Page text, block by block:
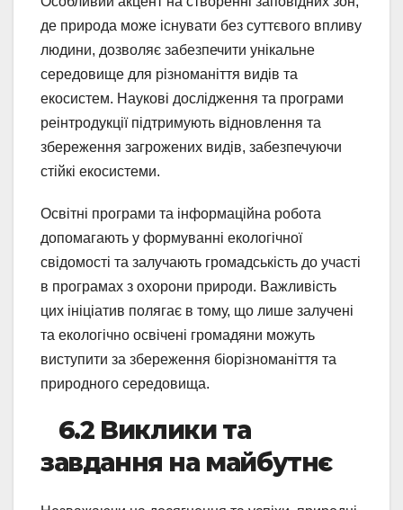
де природа може існувати без суттєвого впливу
людини, дозволяє забезпечити унікальне
середовище для різноманіття видів та
екосистем. Наукові дослідження та програми
реінтродукції підтримують відновлення та
збереження загрожених видів, забезпечуючи
стійкі екосистеми.
Освітні програми та інформаційна робота
допомагають у формуванні екологічної
свідомості та залучають громадськість до участі
в програмах з охорони природи. Важливість
цих ініціатив полягає в тому, що лише залучені
та екологічно освічені громадяни можуть
виступити за збереження біорізноманіття та
природного середовища.
6.2 Виклики та
завдання на майбутнє